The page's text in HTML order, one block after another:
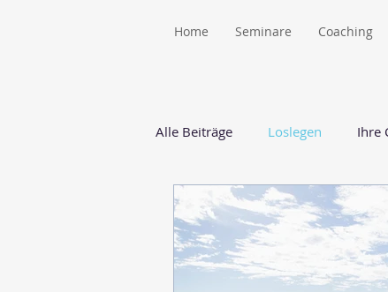
Home Seminare Coaching
Alle Beiträge Loslegen Ihre